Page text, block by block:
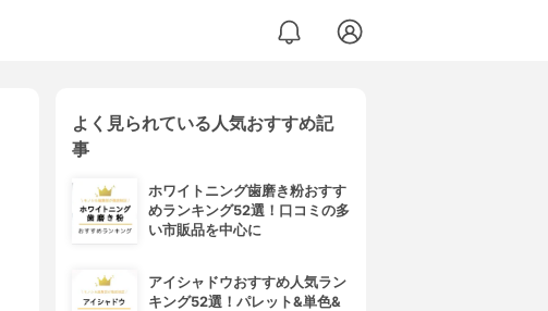
よく見られている人気おすすめ記
事
ホワイトニング歯磨き粉おすす
めランキング52選！口コミの多
い市販品を中心に
アイシャドウおすすめ人気ラン
キング52選！パレット&単色&